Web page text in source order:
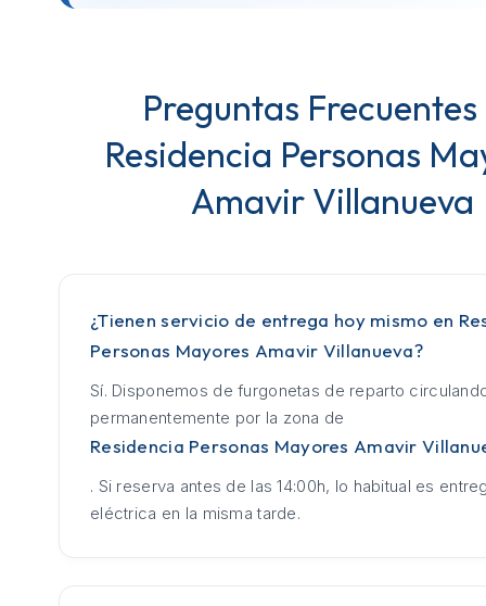
Preguntas Frecuentes
Residencia Personas
Amavir Villanueva
¿Tienen servicio de entrega hoy mismo en
Personas Mayores Amavir Villanueva?
Sí. Disponemos de furgonetas de reparto
permanentemente por la zona de
Residencia Personas Mayores Amavir
. Si reserva antes de las 14:00h, lo habitual es
eléctrica en la misma tarde.